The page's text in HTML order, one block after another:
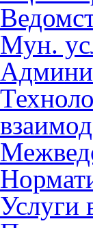
Мун.
Услуги